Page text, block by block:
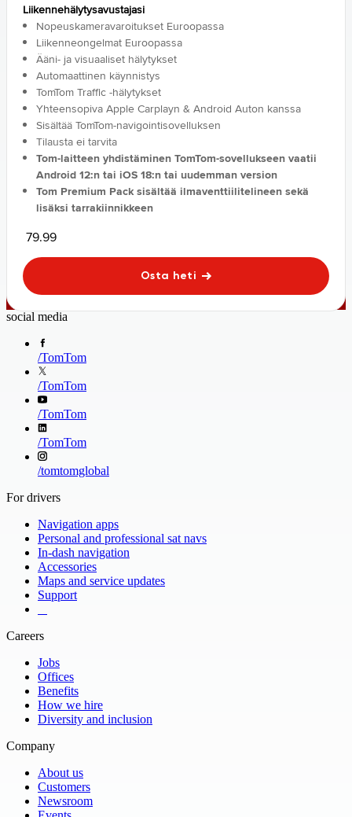
Liikennehälytysavustajasi
Nopeuskameravaroitukset Euroopassa
Liikenneongelmat Euroopassa
Ääni- ja visuaaliset hälytykset
Automaattinen käynnistys
TomTom Traffic -hälytykset
Yhteensopiva Apple Carplayn & Android Auton kanssa
Sisältää TomTom-navigointisovelluksen
Tilausta ei tarvita
Tom-laitteen yhdistäminen TomTom-sovellukseen vaatii
Android 12:n tai iOS 18:n tai uudemman version
Tom Premium Pack sisältää ilmaventtiilitelineen sekä
lisäksi tarrakiinnikkeen
79.99
Osta heti
social media
/TomTom
/TomTom
/TomTom
/TomTom
/tomtomglobal
For drivers
Navigation apps
Personal and professional sat navs
In-dash navigation
Accessories
Maps and service updates
Support
Careers
Jobs
Offices
Benefits
How we hire
Diversity and inclusion
Company
About us
Customers
Newsroom